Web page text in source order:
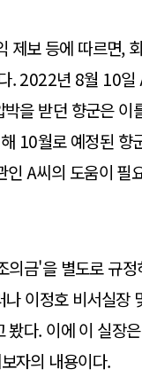
제보 등에 따르면,
. 2022년 8월 10
을 받던 향군은
10월로 예정된
A씨의 도움이 필
금'을 별도로 규
이정호 비서실장
다. 이에 이 실장
자의 내용이다.